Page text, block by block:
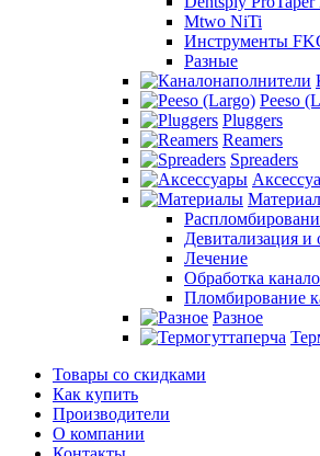
Mtwo NiTi
Инструменты
Разные
Peeso
Pluggers
Reamers
Spreaders
Девитализация и
Лечение
Обработка
Пломбирование
Разное
Товары со скидками
Как купить
Производители
О компании